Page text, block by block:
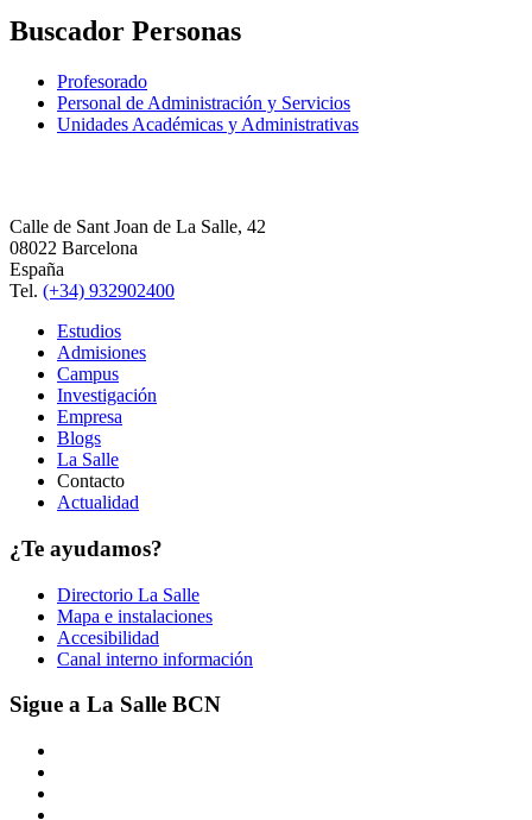
Buscador Personas
Profesorado
Personal de Administración y Servicios
Unidades Académicas y Administrativas
Calle de Sant Joan de La Salle, 42
08022 Barcelona
España
Tel. (+34) 932902400
Estudios
Admisiones
Campus
Investigación
Empresa
Blogs
La Salle
Contacto
Actualidad
¿Te ayudamos?
Directorio La Salle
Mapa e instalaciones
Accesibilidad
Canal interno información
Sigue a La Salle BCN